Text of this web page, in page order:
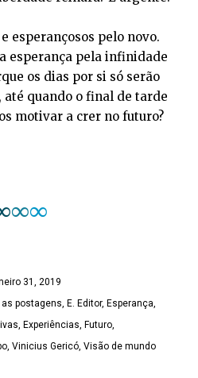
esperançosos pelo novo.
esperança pela infinidade
os dias por si só serão
quando o final de tarde
motivar a crer no futuro?
∞∞
31, 2019
as postagens E. Editor Esperança
Experiências
Futuro
Vinicius Gericó Visão de mundo